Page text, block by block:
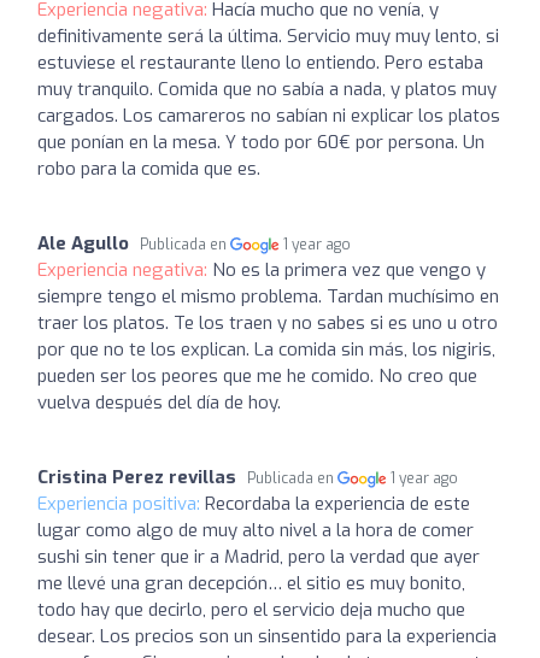
Experiencia negativa: Hacía mucho que no venía, y
definitivamente será la última. Servicio muy muy lento, si
estuviese el restaurante lleno lo entiendo. Pero estaba
muy tranquilo. Comida que no sabía a nada, y platos muy
cargados. Los camareros no sabían ni explicar los platos
que ponían en la mesa. Y todo por 60€ por persona. Un
robo para la comida que es.
Ale Agullo Publicada en 1 year ago
Experiencia negativa: No es la primera vez que vengo y
siempre tengo el mismo problema. Tardan muchísimo en
traer los platos. Te los traen y no sabes si es uno u otro
por que no te los explican. La comida sin más, los nigiris,
pueden ser los peores que me he comido. No creo que
vuelva después del día de hoy.
Cristina Perez revillas Publicada en 1 year ago
Experiencia positiva: Recordaba la experiencia de este
lugar como algo de muy alto nivel a la hora de comer
sushi sin tener que ir a Madrid, pero la verdad que ayer
me llevé una gran decepción… el sitio es muy bonito,
todo hay que decirlo, pero el servicio deja mucho que
desear. Los precios son un sinsentido para la experiencia